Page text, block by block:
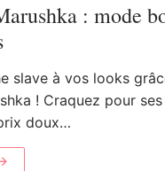
: mode
slave à vos looks
! Craquez pour
doux…